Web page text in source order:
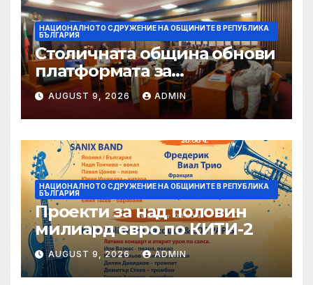
НАЦИОНАЛНОТО СДРУЖЕНИЕ НА ОБЩИНИТЕ В РЕПУБЛИКА
БЪЛГАРИЯ
Столичната община обнови
платформата за
граждански сигнали Call
Sofia
AUGUST 9, 2026 ADMIN
НАЦИОНАЛНОТО СДРУЖЕНИЕ НА ОБЩИНИТЕ В РЕПУБЛИКА
БЪЛГАРИЯ
Проекти за над половин
милиард евро по КИТИ-2
AUGUST 9, 2026 ADMIN